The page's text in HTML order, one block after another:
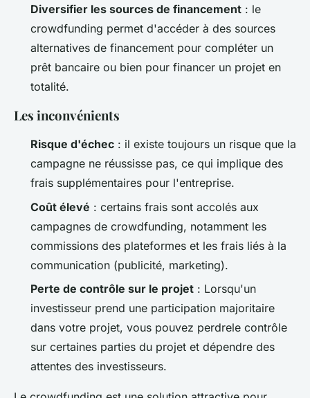
Diversifier les sources de financement : le
crowdfunding permet d'accéder à des sources
alternatives de financement pour compléter un
prêt bancaire ou bien pour financer un projet en
totalité.
Les inconvénients
Risque d'échec : il existe toujours un risque que la
campagne ne réussisse pas, ce qui implique des
frais supplémentaires pour l'entreprise.
Coût élevé : certains frais sont accolés aux
campagnes de crowdfunding, notamment les
commissions des plateformes et les frais liés à la
communication (publicité, marketing).
Perte de contrôle sur le projet : Lorsqu'un
investisseur prend une participation majoritaire
dans votre projet, vous pouvez perdrele contrôle
sur certaines parties du projet et dépendre des
attentes des investisseurs.